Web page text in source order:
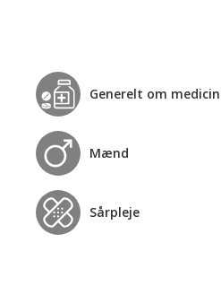
Generelt om medicin
Mænd
Sårpleje